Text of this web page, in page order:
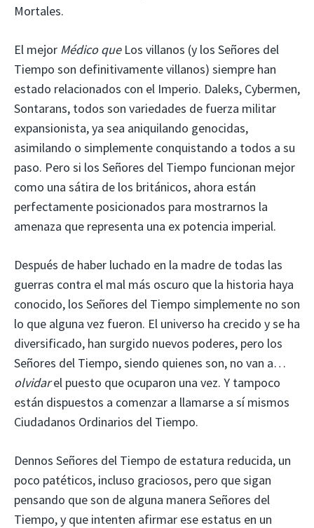
Mortales.
El mejor Médico queLos villanos (y los Señores del
Tiempo son definitivamente villanos) siempre han
estado relacionados con el Imperio. Daleks, Cybermen,
Sontarans, todos son variedades de fuerza militar
expansionista, ya sea aniquilando genocidas,
asimilando o simplemente conquistando a todos a su
paso. Pero si los Señores del Tiempo funcionan mejor
como una sátira de los británicos, ahora están
perfectamente posicionados para mostrarnos la
amenaza que representa una ex potencia imperial.
Después de haber luchado en la madre de todas las
guerras contra el mal más oscuro que la historia haya
conocido, los Señores del Tiempo simplemente no son
lo que alguna vez fueron. El universo ha crecido y se ha
diversificado, han surgido nuevos poderes, pero los
Señores del Tiempo, siendo quienes son, no van a…
olvidarel puesto que ocuparon una vez. Y tampoco
están dispuestos a comenzar a llamarse a sí mismos
Ciudadanos Ordinarios del Tiempo.
Dennos Señores del Tiempo de estatura reducida, un
poco patéticos, incluso graciosos, pero que sigan
pensando que son de alguna manera Señores del
Tiempo, y que intenten afirmar ese estatus en un